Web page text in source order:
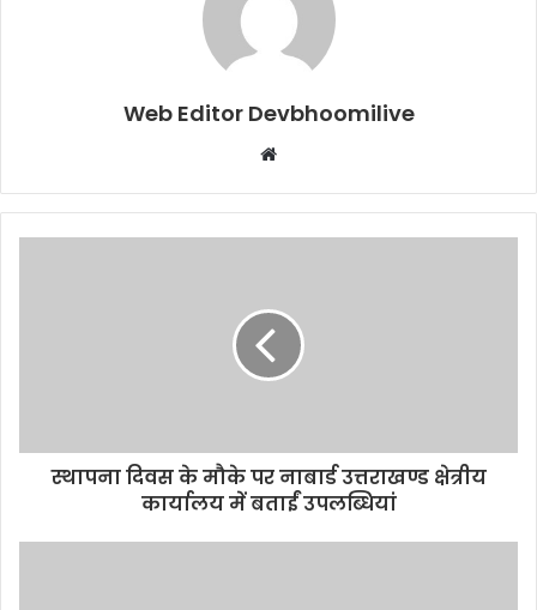
Web Editor Devbhoomilive
Website
स्थापना दिवस के मौके पर नाबार्ड उत्तराखण्ड क्षेत्रीय
कार्यालय में बताईं उपलब्धियां